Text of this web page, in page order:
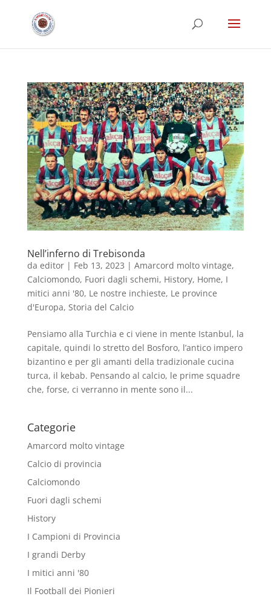
Nell’inferno di Trebisonda
da editor| Feb 13, 2023 | Amarcord molto vintage,
Calciomondo, Fuori dagli schemi, History, Home, I
mitici anni '80, Le nostre inchieste, Le province
d'Europa, Storia del Calcio
Pensiamo alla Turchia e ci viene in mente Istanbul, la
capitale, quindi lo stretto del Bosforo, l’antico impero
bizantino e per gli amanti della tradizionale cucina
turca, il kebab. Pensando al calcio, le prime squadre
che, forse, ci verranno in mente sono il...
Categorie
Amarcord molto vintage
Calcio di provincia
Calciomondo
Fuori dagli schemi
History
I Campioni di Provincia
I grandi Derby
I mitici anni '80
Il Football dei Pionieri